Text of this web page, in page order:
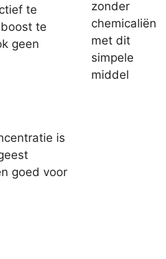
te
te
geen
is
goed voor